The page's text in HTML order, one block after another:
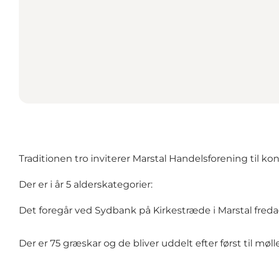
Traditionen tro inviterer Marstal Handelsforening til
Der er i år 5 alderskategorier:
Det foregår ved Sydbank på Kirkestræde i Marstal
Der er 75 græskar og de bliver uddelt efter først til